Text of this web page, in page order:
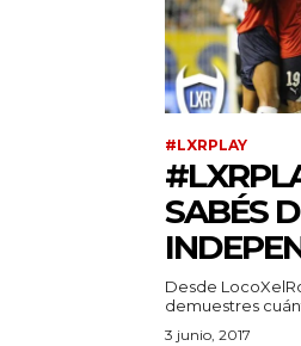
#LXRPLAY
SABÉS
Desde
demuestres
3 junio, 2017